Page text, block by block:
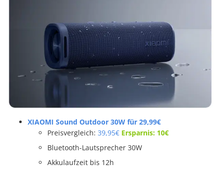
XIAOMI Sound Outdoor 30W für 29,99€
Preisvergleich: 39,95€ Ersparnis: 10€
Bluetooth-Lautsprecher 30W
Akkulaufzeit bis 12h